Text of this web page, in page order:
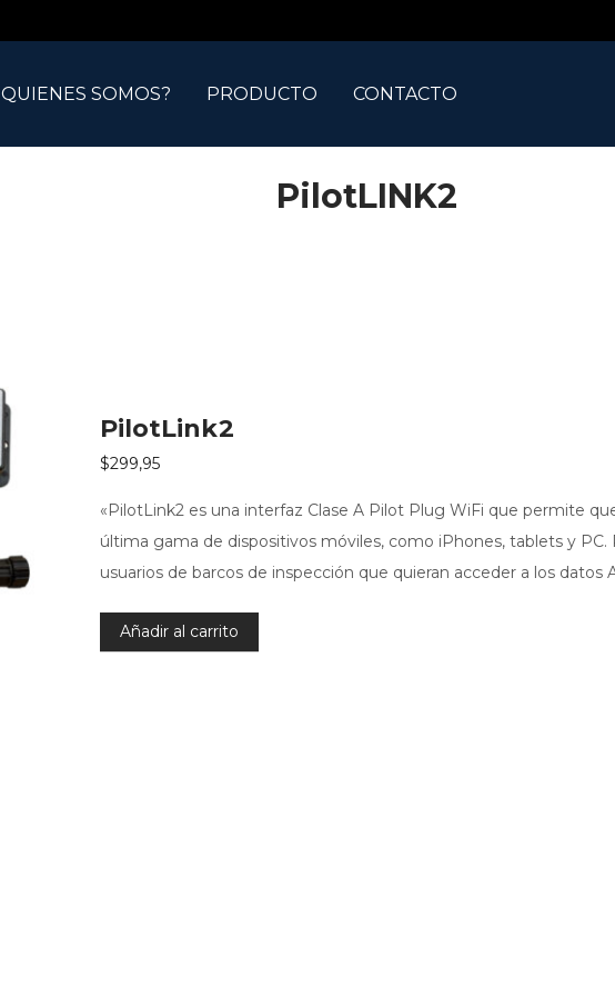
QUIENES SOMOS? PRODUCTO CONTACTO
PilotLINK2
PilotLink2
$299,95
«PilotLink2 es una interfaz Clase A Pilot Plug WiFi que permite
última gama de dispositivos móviles, como iPhones, tablets y
usuarios de barcos de inspección que quieran acceder a los datos
Añadir al carrito